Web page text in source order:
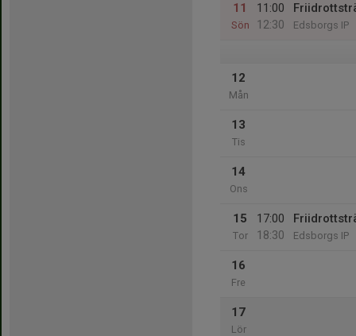
11
Sön
11:00
12:30
Edsborgs IP
12
Mån
13
Tis
14
Ons
15
Tor
17:00
18:30
Edsborgs IP
16
Fre
17
Lör